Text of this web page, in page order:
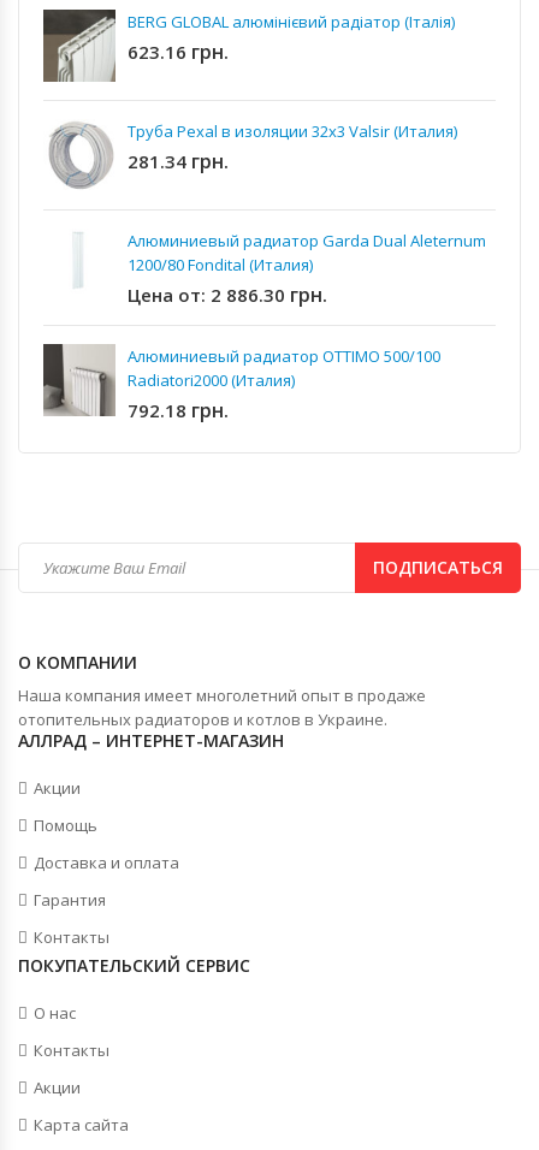
BERG GLOBAL алюмінієвий радіатор (Італія)
623.16 грн.
Труба Pexal в изоляции 32x3 Valsir (Италия)
281.34 грн.
Алюминиевый радиатор Garda Dual Aleternum
1200/80 Fondital (Италия)
Цена от: 2 886.30 грн.
Алюминиевый радиатор OTTIMO 500/100
Radiatori2000 (Италия)
792.18 грн.
ПОДПИСАТЬСЯ
О КОМПАНИИ
Наша компания имеет многолетний опыт в продаже
отопительных радиаторов и котлов в Украине.
АЛЛРАД – ИНТЕРНЕТ-МАГАЗИН
Акции
Помощь
Доставка и оплата
Гарантия
Контакты
ПОКУПАТЕЛЬСКИЙ СЕРВИС
О нас
Контакты
Акции
Карта сайта